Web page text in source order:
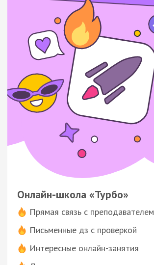
Онлайн-школа «Турбо»
Прямая связь с преподавателем
Письменные дз с проверкой
Интересные онлайн-занятия